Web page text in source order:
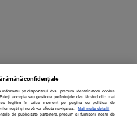
rămână confidențiale
pe dispozitivul dvs., precum identificatorii cookie
accepta sau gestiona preferințele dvs. făcând clic mai
legitim în orice moment pe pagina cu politica de
noștri și nu vă vor afecta navigarea.
Mai multe detalii
de publicitate partenere, precum si furnizorii nostri de